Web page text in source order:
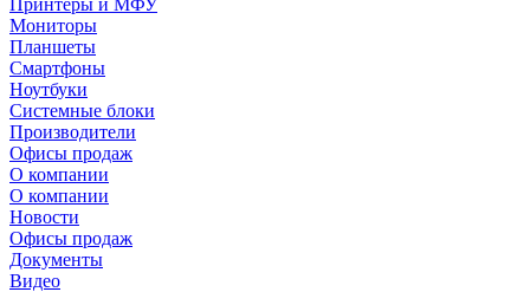
Принтеры и МФУ
Мониторы
Планшеты
Смартфоны
Ноутбуки
Системные блоки
Производители
Офисы продаж
О компании
О компании
Новости
Офисы продаж
Документы
Видео